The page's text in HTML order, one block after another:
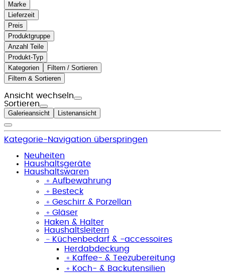
Marke
Lieferzeit
Preis
Produktgruppe
Anzahl Teile
Produkt-Typ
Kategorien
Filtern / Sortieren
Filtern & Sortieren
Ansicht wechseln
Sortieren
Galerieansicht Listenansicht
Kategorie-Navigation überspringen
Neuheiten
Haushaltsgeräte
Haushaltswaren
﹢ Aufbewahrung
﹢ Besteck
﹢ Geschirr & Porzellan
﹢ Gläser
Haken & Halter
Haushaltsleitern
﹣ Küchenbedarf & -accessoires
Herdabdeckung
﹢ Kaffee- & Teezubereitung
﹢ Koch- & Backutensilien